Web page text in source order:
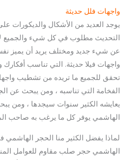
واجهات فلل حديثة
يوجد العديد من الأشكال والديكورات
التحديث مطلوب في كل شيء والجميع
عن شيء جديد ومختلف يريد أن يميز
واجهات فيلا حديثة. التي تناسب
تحقق للجميع ما تريده من تشطيب
الفخامة التي تناسبه ، ومن يبحث عن
يعايشه الكثير سنوات سيجدها ، ومن
الهاشمي يوفر كل ما يرغب به صاحب
لماذا يفضل الكثير منا الحجر
الهاشمي حجر صلب مقاوم للعوامل